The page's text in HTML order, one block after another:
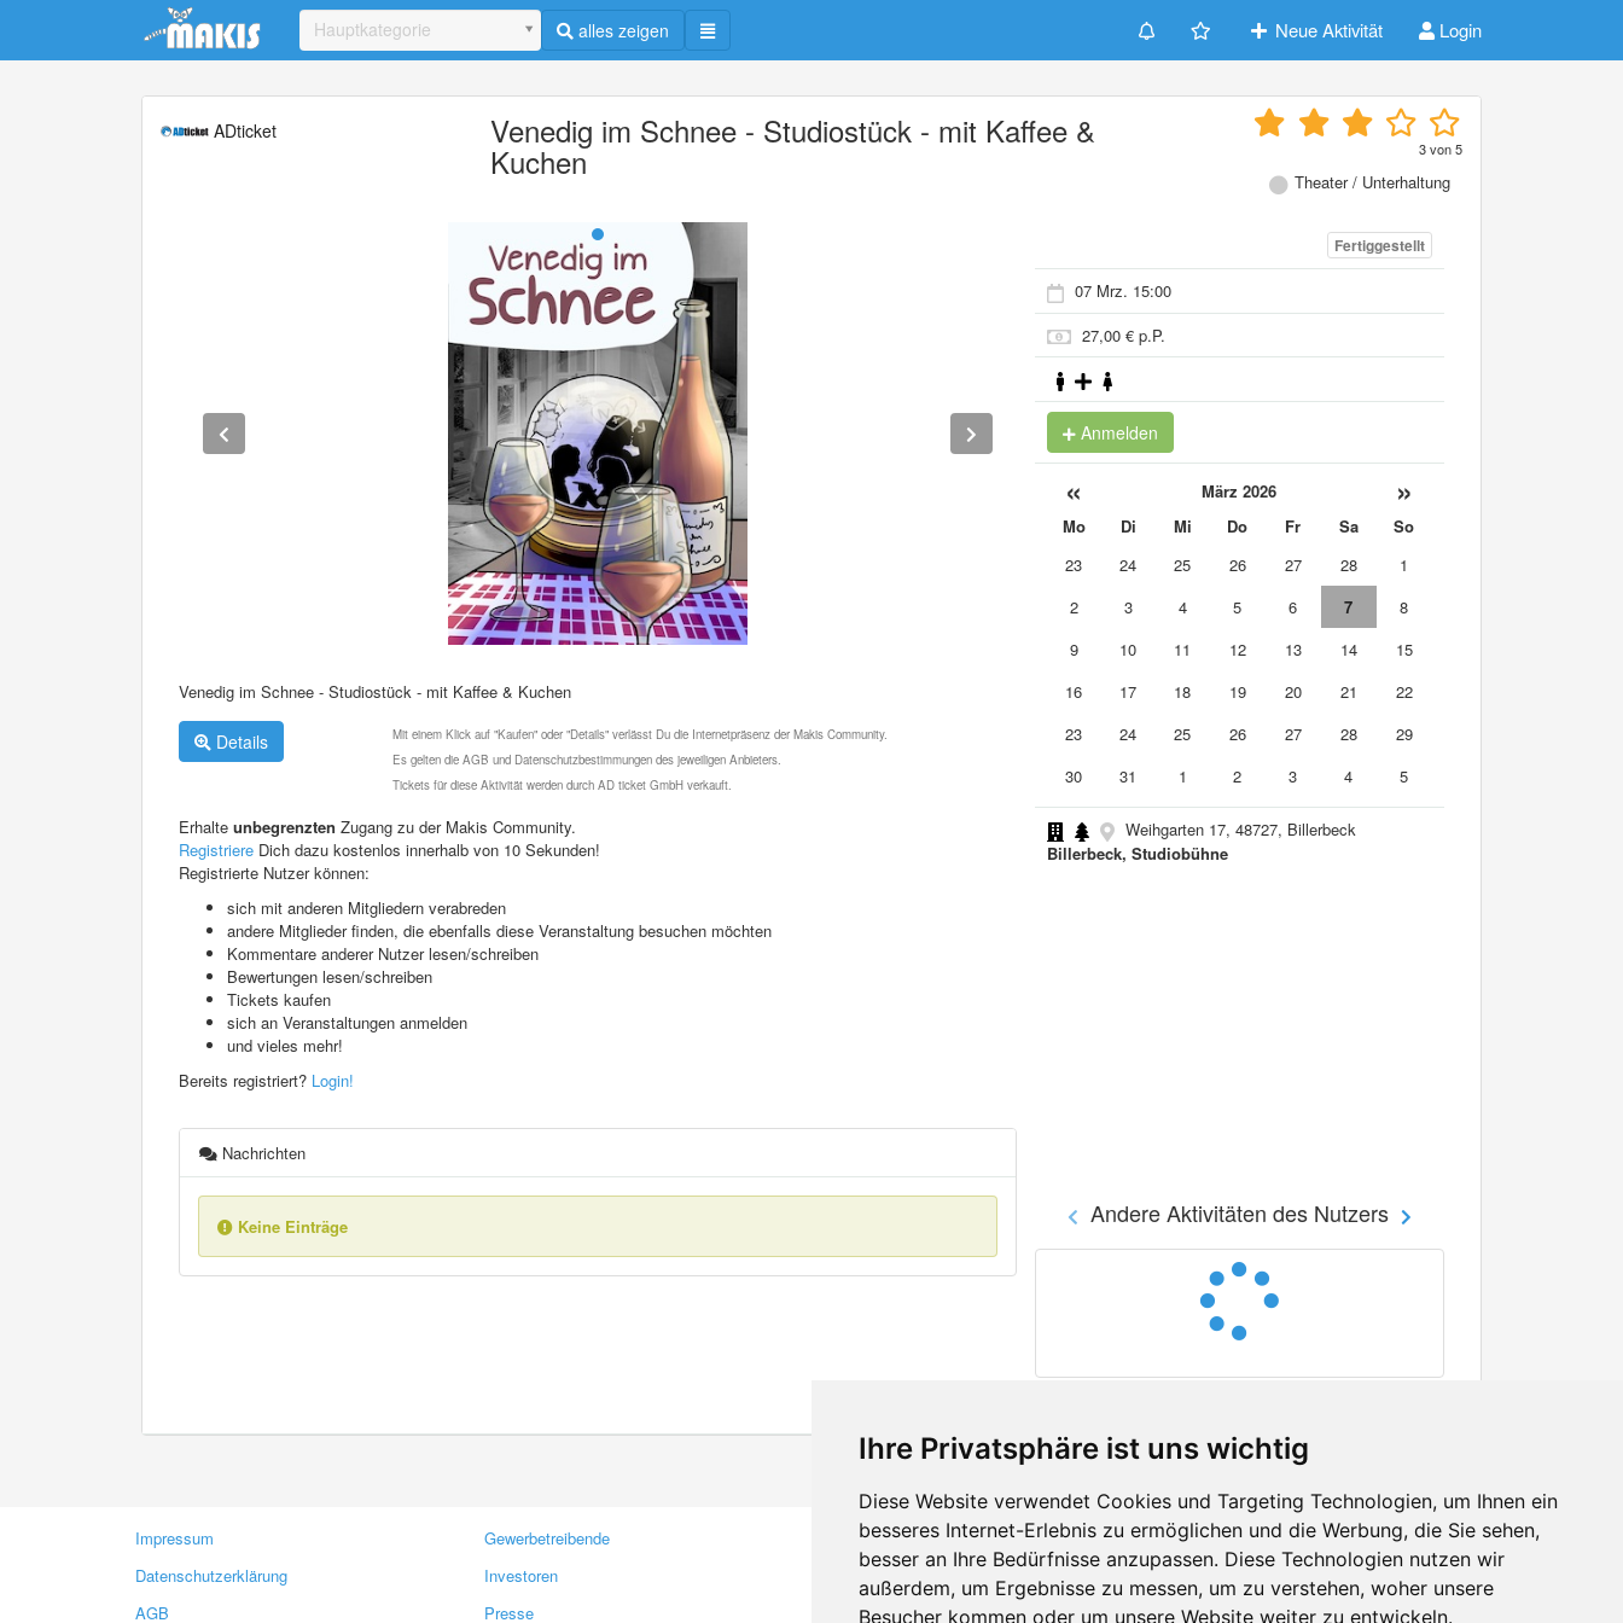
Ihre Privatsphäre ist uns wichtig
Diese Website verwendet Cookies und Targeting Technologien, um Ihnen ein
besseres Internet-Erlebnis zu ermöglichen und die Werbung, die Sie sehen,
besser an Ihre Bedürfnisse anzupassen. Diese Technologien nutzen wir
außerdem, um Ergebnisse zu messen, um zu verstehen, woher unsere
Besucher kommen oder um unsere Website weiter zu entwickeln.
Update cookies preferences
Hauptkategorie alles zeigen Neue Aktivität Login
ADticket Venedig im Schnee - Studiostück - mit Kaffee &
Kuchen 3von5
Theater / Unterhaltung
Venedig im Schnee - Studiostück - mit Kaffee & Kuchen
Details
Mit einem Klick auf "Kaufen" oder "Details" verlässt Du die Internetpräsenz der Makis Community.
Es gelten die AGB und Datenschutzbestimmungen des jeweiligen Anbieters.
Tickets für diese Aktivität werden durch AD ticket GmbH verkauft.
Erhalte unbegrenzten Zugang zu der Makis Community.
Registriere Dich dazu kostenlos innerhalb von 10 Sekunden!
Registrierte Nutzer können:
sich mit anderen Mitgliedern verabreden
andere Mitglieder finden, die ebenfalls diese Veranstaltung besuchen möchten
Kommentare anderer Nutzer lesen/schreiben
Bewertungen lesen/schreiben
Tickets kaufen
sich an Veranstaltungen anmelden
und vieles mehr!
Bereits registriert? Login!
Nachrichten
Keine Einträge
Fertiggestellt
07 Mrz. 15:00
27,00 € p.P.
Anmelden
« März 2026 »
Mo Di Mi Do Fr Sa
So
23
24 25 26 27 28
1
2
3 4 5 6 7
8
9
10 11 12 13 14
15
16
17 18 19 20 21
22
23
24 25 26 27 28
29
30
31 1 2 3 4 5
Weihgarten 17, 48727, Billerbeck
Billerbeck, Studiobühne
Andere Aktivitäten des Nutzers
Impressum
Datenschutzerklärung
AGB
Gewerbetreibende
Investoren
Presse
Kontakt
Feedback
Fehler melden
Facebook
Twitter
YouTube